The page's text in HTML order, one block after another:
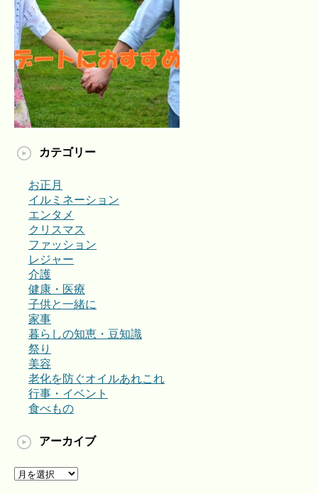
カテゴリー
お正月
イルミネーション
エンタメ
クリスマス
ファッション
レジャー
介護
健康・医療
子供と一緒に
家事
暮らしの知恵・豆知識
祭り
美容
老化を防ぐオイルあれこれ
行事・イベント
食べもの
アーカイブ
ア